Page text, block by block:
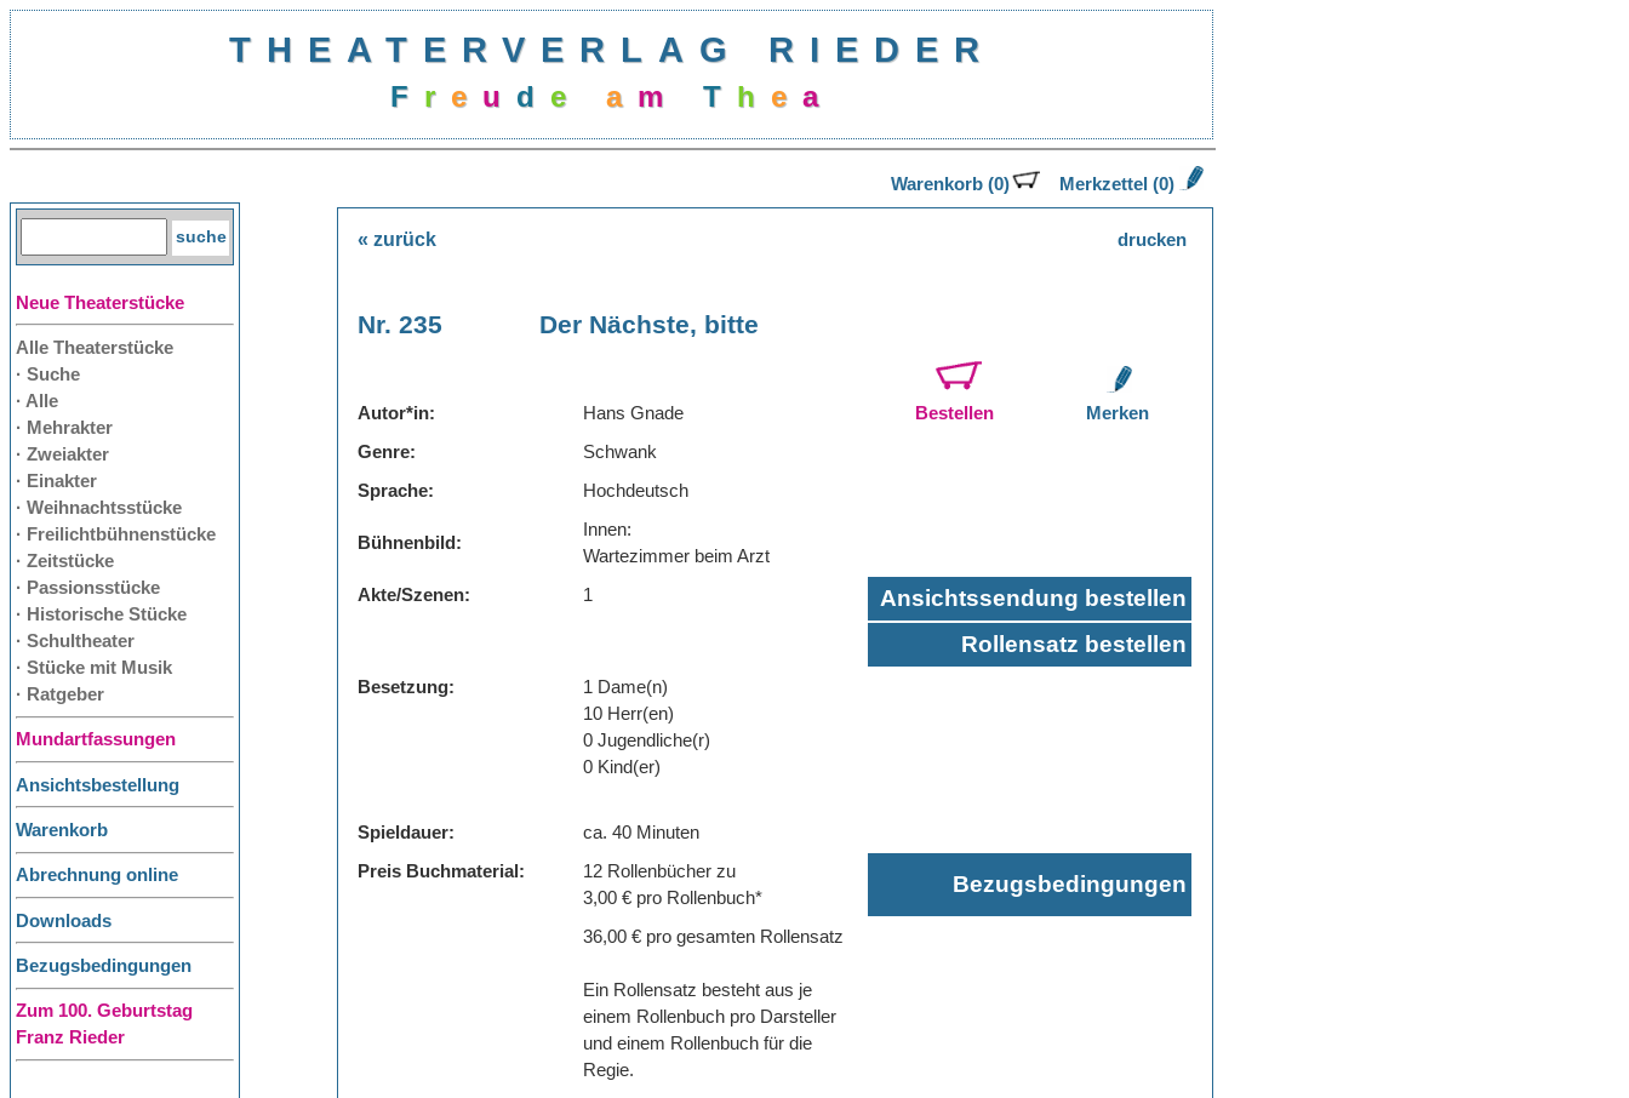
THEATERVERLAG RIEDER
F r e u d e a m T h e a
Neue Theaterstücke
Alle Theaterstücke
· Suche
· Alle
· Mehrakter
· Zweiakter
· Einakter
· Weihnachtsstücke
· Freilichtbühnenstücke
· Zeitstücke
· Passionsstücke
· Historische Stücke
· Schultheater
· Stücke mit Musik
· Ratgeber
Mundartfassungen
Ansichtsbestellung
Warenkorb
Abrechnung online
Downloads
Bezugsbedingungen
Zum 100. Geburtstag
Franz Rieder
Warenkorb (0) Merkzettel (0)
« zurück drucken
Nr. 235 Der Nächste, bitte
Autor*in: Hans Gnade Bestellen Merken
Genre:
Schwank
Sprache:
Hochdeutsch
Bühnenbild:
Innen:
Wartezimmer beim Arzt
Akte/Szenen:
1
Ansichtssendung bestellen
Rollensatz bestellen
Besetzung:
1 Dame(n)
10 Herr(en)
0 Jugendliche(r)
0 Kind(er)
Spieldauer:
ca. 40 Minuten
Preis Buchmaterial:
12 Rollenbücher zu
3,00 € pro Rollenbuch*
Bezugsbedingungen
36,00 € pro gesamten Rollensatz
Ein Rollensatz besteht aus je
einem Rollenbuch pro Darsteller
und einem Rollenbuch für die
Regie.